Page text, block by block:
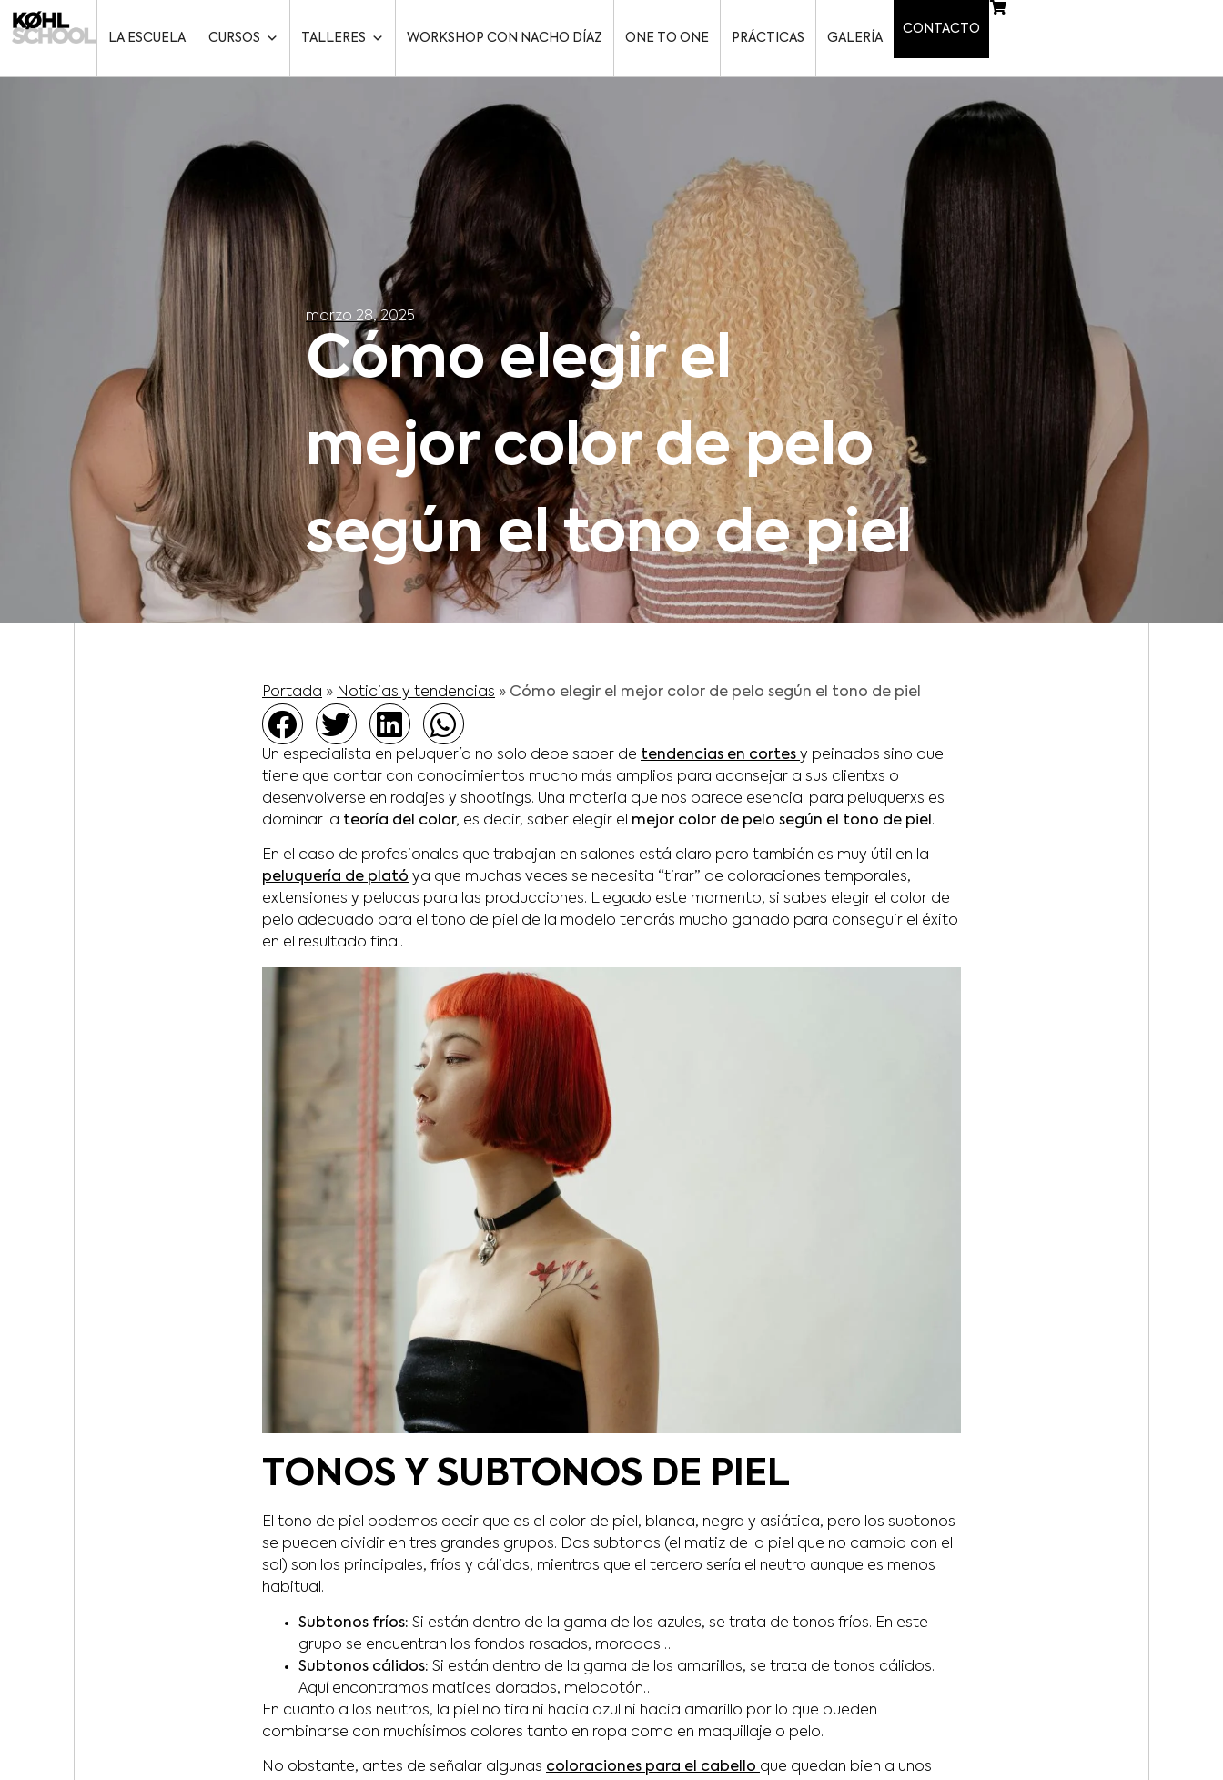
LA ESCUELA CURSOS TALLERES WORKSHOP CON NACHO DÍAZ ONE TO ONE PRÁCTICAS GALERÍA
CONTACTO
marzo 28, 2025
Cómo elegir el
mejor color de pelo
según el tono de piel
Portada » Noticias y tendencias » Cómo elegir el mejor color de pelo según el tono de piel
Un especialista en peluquería no solo debe saber de tendencias en cortes y peinados sino que
tiene que contar con conocimientos mucho más amplios para aconsejar a sus clientxs o
desenvolverse en rodajes y shootings. Una materia que nos parece esencial para peluquerxs es
dominar la teoría del color, es decir, saber elegir el mejor color de pelo según el tono de piel .
En el caso de profesionales que trabajan en salones está claro pero también es muy útil en la
peluquería de plató ya que muchas veces se necesita “tirar” de coloraciones temporales,
extensiones y pelucas para las producciones. Llegado este momento, si sabes elegir el color de
pelo adecuado para el tono de piel de la modelo tendrás mucho ganado para conseguir el éxito
en el resultado final.
TONOS Y SUBTONOS DE PIEL
El tono de piel podemos decir que es el color de piel, blanca, negra y asiática, pero los subtonos
se pueden dividir en tres grandes grupos. Dos subtonos (el matiz de la piel que no cambia con el
sol) son los principales, fríos y cálidos, mientras que el tercero sería el neutro aunque es menos
habitual.
Subtonos fríos: Si están dentro de la gama de los azules, se trata de tonos fríos. En este
grupo se encuentran los fondos rosados, morados…
Subtonos cálidos: Si están dentro de la gama de los amarillos, se trata de tonos cálidos.
Aquí encontramos matices dorados, melocotón…
En cuanto a los neutros, la piel no tira ni hacia azul ni hacia amarillo por lo que pueden
combinarse con muchísimos colores tanto en ropa como en maquillaje o pelo.
No obstante, antes de señalar algunas coloraciones para el cabello que quedan bien a unos